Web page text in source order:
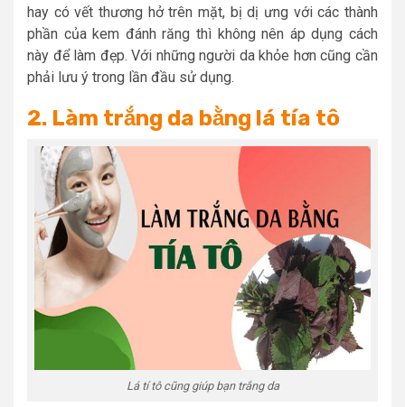
hay có vết thương hở trên mặt, bị dị ưng với các thành
phần của kem đánh răng thì không nên áp dụng cách
này để làm đẹp. Với những người da khỏe hơn cũng cần
phải lưu ý trong lần đầu sử dụng.
2. Làm trắng da bằng lá tía tô
Lá tí tô cũng giúp bạn trắng da